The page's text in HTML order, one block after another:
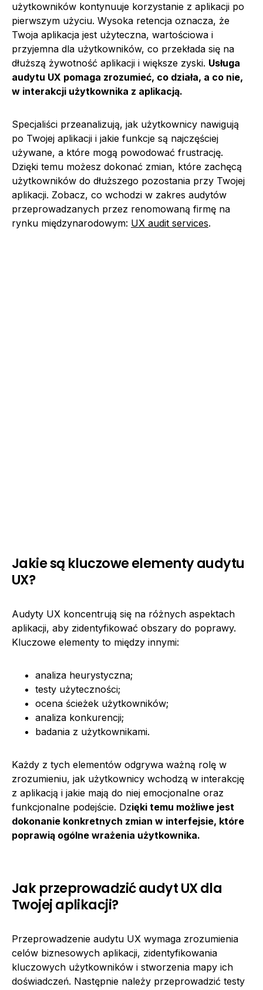
użytkowników kontynuuje korzystanie z aplikacji po
pierwszym użyciu. Wysoka retencja oznacza, że
Twoja aplikacja jest użyteczna, wartościowa i
przyjemna dla użytkowników, co przekłada się na
dłuższą żywotność aplikacji i większe zyski. Usługa
audytu UX pomaga zrozumieć, co działa, a co nie,
w interakcji użytkownika z aplikacją.
Specjaliści przeanalizują, jak użytkownicy nawigują
po Twojej aplikacji i jakie funkcje są najczęściej
używane, a które mogą powodować frustrację.
Dzięki temu możesz dokonać zmian, które zachęcą
użytkowników do dłuższego pozostania przy Twojej
aplikacji. Zobacz, co wchodzi w zakres audytów
przeprowadzanych przez renomowaną firmę na
rynku międzynarodowym: UX audit services.
Jakie są kluczowe elementy audytu
UX?
Audyty UX koncentrują się na różnych aspektach
aplikacji, aby zidentyfikować obszary do poprawy.
Kluczowe elementy to między innymi:
analiza heurystyczna;
testy użyteczności;
ocena ścieżek użytkowników;
analiza konkurencji;
badania z użytkownikami.
Każdy z tych elementów odgrywa ważną rolę w
zrozumieniu, jak użytkownicy wchodzą w interakcję
z aplikacją i jakie mają do niej emocjonalne oraz
funkcjonalne podejście. Dzięki temu możliwe jest
dokonanie konkretnych zmian w interfejsie, które
poprawią ogólne wrażenia użytkownika.
Jak przeprowadzić audyt UX dla
Twojej aplikacji?
Przeprowadzenie audytu UX wymaga zrozumienia
celów biznesowych aplikacji, zidentyfikowania
kluczowych użytkowników i stworzenia mapy ich
doświadczeń. Następnie należy przeprowadzić testy